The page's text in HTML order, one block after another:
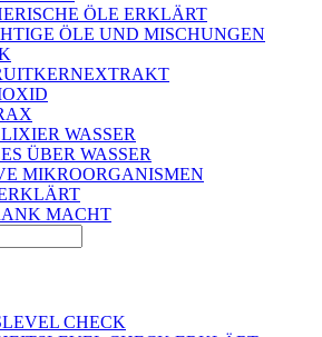
ÖLE ERKLÄRT
ÖLE UND MISCHUNGEN
WASSER
ÜBER WASSER
MIKROORGANISMEN
MACHT
CHECK